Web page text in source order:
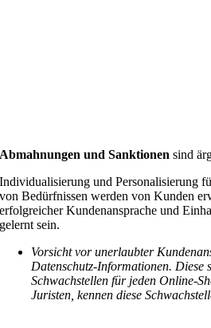
Abmahnungen und Sanktionen sind
Individualisierung und Personalisierung
von Bedürfnissen werden von Kunden
erfolgreicher Kundenansprache und
gelernt sein.
Vorsicht vor unerlaubter
Datenschutz-Informationen. Diese
Schwachstellen für jeden Online-
Juristen, kennen diese